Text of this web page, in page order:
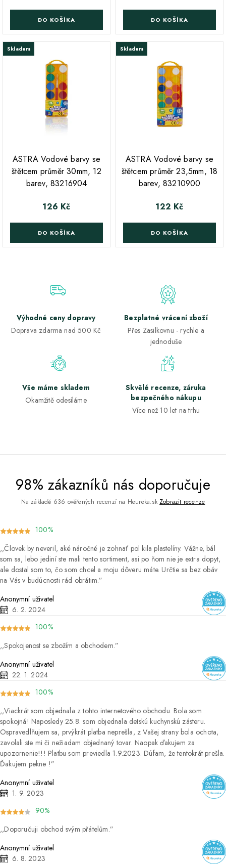
DO KOŠÍKA DO KOŠÍKA
Skladem
ASTRA Vodové barvy se
štětcem průměr 30mm, 12
barev, 83216904
Cena
126 Kč
DO KOŠÍKA
Skladem
ASTRA Vodové barvy se
štětcem průměr 23,5mm, 18
barev, 83210900
Cena
122 Kč
DO KOŠÍKA
Výhodné ceny dopravy
Doprava zdarma nad 500 Kč
Bezplatné vrácení zboží
Přes Zasilkovnu - rychle a
jednoduše
Vše máme skladem
Okamžitě odesíláme
Skvělé recenze, záruka
bezpečného nákupu
Více než 10 let na trhu
98% zákazníků nás doporučuje
Na základě 636 ověřených recenzí na Heureka.sk Zobrazit recenze
100%
Človek by neveril, aké náročné je zohnať pol kila plastelíny. Vážne, bál
som sa, lebo jediní ste mali tento sortiment, asi po ňom nie je extra dopyt,
ale dostal som to, čo som chcel a moju dôveru máte. Určtie sa bez obáv
na Vás v budúcnosti rád obrátim.
Anonymní uživatel
6. 2. 2024
100%
Spokojenost se zbožím a obchodem.
Anonymní uživatel
22. 1. 2024
100%
Viackrát som objednala z tohto internetového obchodu. Bola som
spokojná! Naposledy 25.8. som objednala detskú kuchynskú zásteru.
Ospravedlňujem sa, prvýkrát platba neprešla, z Vašej strany bola ochota,
zavolali ste mi či nežiadam objednaný tovar. Naopak ďakujem za
upozornenie!!! Platbu som previedla 1.9.2023. Dúfam, že tentokrát prešla.
Ďakujem pekne !
Anonymní uživatel
1. 9. 2023
90%
Doporučuji obchod svým přátelům.
Anonymní uživatel
6. 8. 2023